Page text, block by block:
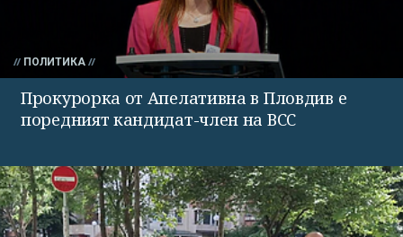
ПОЛИТИКА
Прокурорка от Апелативна в Пловдив е
поредният кандидат-член на ВСС